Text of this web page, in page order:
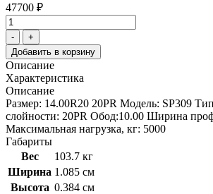
47700 ₽
-
+
Добавить в корзину
Описание
Характеристика
Описание
Размер: 14.00R20 20PR Модель: SP309
слойности: 20PR Обод:10.00 Ширина
Максимальная нагрузка, кг: 5000
Габариты
Вес
103.7 кг
Ширина 1.085 см
Высота 0.384 см